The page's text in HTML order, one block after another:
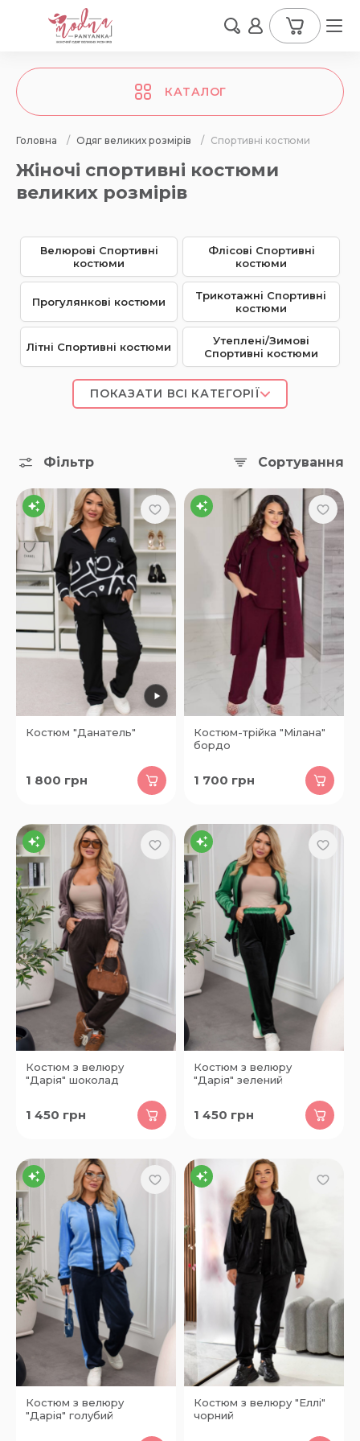
КАТАЛОГ
Головна / Одяг великих розмірів / Спортивні костюми
Жіночі спортивні костюми
великих розмірів
Велюрові Спортивні
костюми
Флісові Спортивні
костюми
Прогулянкові костюми
Трикотажні Спортивні
костюми
Літні Спортивні костюми
Утеплені/Зимові
Спортивні костюми
Спортивні костюми для
спорту/фітнесу
ПОКАЗАТИ ВСІ КАТЕГОРІЇ
Фільтр Сортування
Костюм "Данатель"
1 800 грн
Костюм-трійка "Мілана"
бордо
1 700 грн
Костюм з велюру
"Дарія" шоколад
1 450 грн
Костюм з велюру
"Дарія" зелений
1 450 грн
Костюм з велюру
"Дарія" голубий
Костюм з велюру "Еллі"
чорний